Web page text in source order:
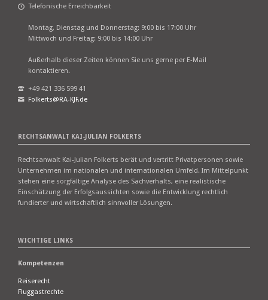
Telefonische Erreichbarkeit
Montag, Dienstag und Donnerstag: 9:00 bis 17:00 Uhr
Mittwoch und Freitag: 9:00 bis 14:00 Uhr
Außerhalb dieser Zeiten können Sie uns gerne per E-Mail
kontaktieren.
+49 421 336 599 41
Folkerts@RA-KJF.de
RECHTSANWALT KAI-JULIAN FOLKERTS
Rechtsanwalt Kai-Julian Folkerts berät und vertritt Privatpersonen sowie
Unternehmen im nationalen und internationalen Umfeld. Im Mittelpunkt
stehen eine sorgfältige Analyse des Sachverhalts, eine realistische
Einschätzung der Erfolgsaussichten sowie die Entwicklung rechtlich
fundierter und wirtschaftlich sinnvoller Lösungen.
WICHTIGE LINKS
Kompetenzen
Reiserecht
Fluggastrechte